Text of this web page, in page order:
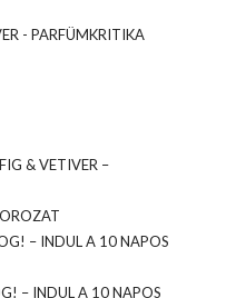
- PARFÜMKRITIKA
& VETIVER –
– INDUL A 10 NAPOS
– INDUL A 10 NAPOS